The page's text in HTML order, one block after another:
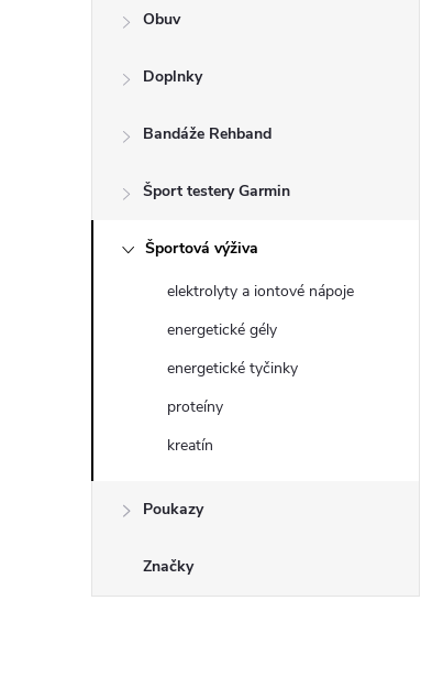
n
Obuv
Doplnky
Bandáže Rehband
Šport testery Garmin
Športová výživa
elektrolyty a iontové nápoje
energetické gély
energetické tyčinky
proteíny
kreatín
Poukazy
Značky